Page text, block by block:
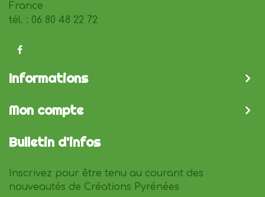
France
tél. : 06 80 48 22 72
Informations
Mon compte
Bulletin d'infos
Inscrivez pour être tenu au courant des
nouveautés de Créations Pyrénées